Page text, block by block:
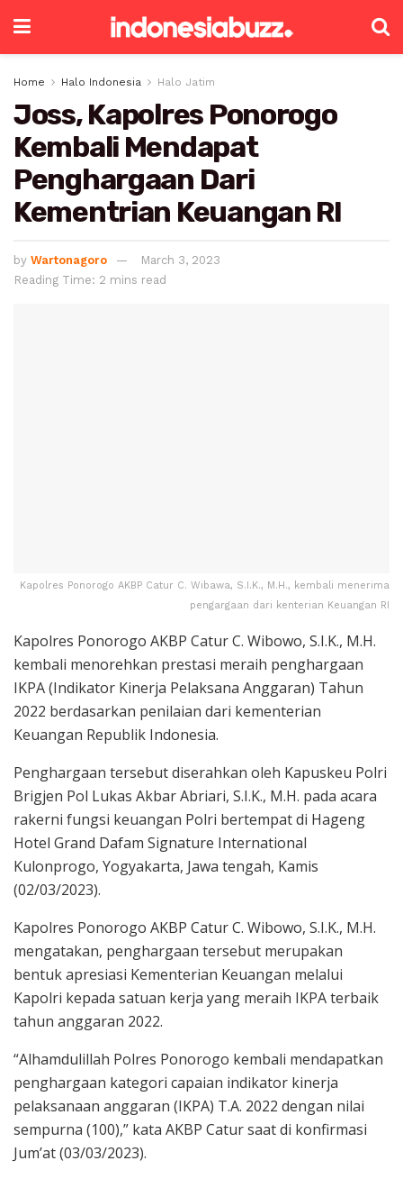
Home Halo Indonesia Halo Jatim
Joss, Kapolres Ponorogo
Kembali Mendapat
Penghargaan Dari
Kementrian Keuangan RI
by Wartonagoro
March 3, 2023
Reading Time: 2 mins read
Kapolres Ponorogo AKBP Catur C. Wibawa, S.I.K., M.H., kembali menerima
pengargaan dari kenterian Keuangan RI
Kapolres Ponorogo AKBP Catur C. Wibowo, S.I.K., M.H.
kembali menorehkan prestasi meraih penghargaan
IKPA (Indikator Kinerja Pelaksana Anggaran) Tahun
2022 berdasarkan penilaian dari kementerian
Keuangan Republik Indonesia.
Penghargaan tersebut diserahkan oleh Kapuskeu Polri
Brigjen Pol Lukas Akbar Abriari, S.I.K., M.H. pada acara
rakerni fungsi keuangan Polri bertempat di Hageng
Hotel Grand Dafam Signature International
Kulonprogo, Yogyakarta, Jawa tengah, Kamis
(02/03/2023).
Kapolres Ponorogo AKBP Catur C. Wibowo, S.I.K., M.H.
mengatakan, penghargaan tersebut merupakan
bentuk apresiasi Kementerian Keuangan melalui
Kapolri kepada satuan kerja yang meraih IKPA terbaik
tahun anggaran 2022.
“Alhamdulillah Polres Ponorogo kembali mendapatkan
penghargaan kategori capaian indikator kinerja
pelaksanaan anggaran (IKPA) T.A. 2022 dengan nilai
sempurna (100),” kata AKBP Catur saat di konfirmasi
Jum’at (03/03/2023).